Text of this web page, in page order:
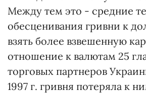
Между тем это - средние
обесценивания гривни к
взять более взвешенную
отношение к валютам 25
торговых партнеров
1997 г. гривня потеряла к